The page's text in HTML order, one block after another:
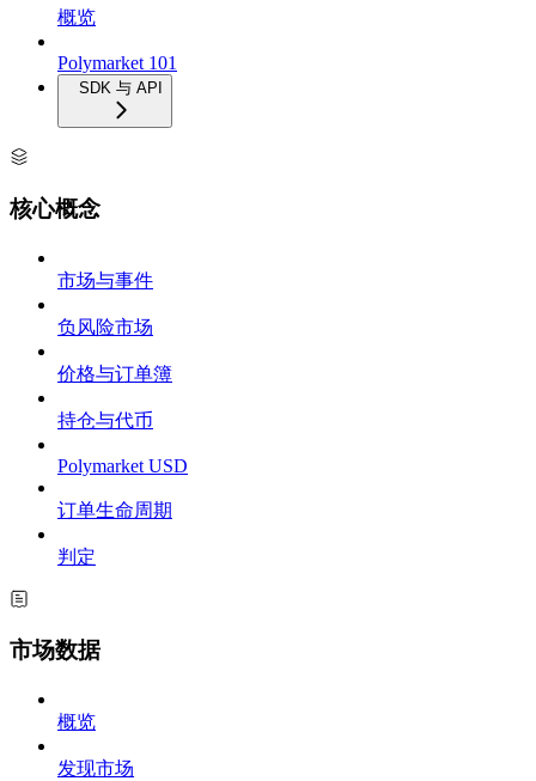
概览
Polymarket 101
SDK 与 API
核心概念
市场与事件
负风险市场
价格与订单簿
持仓与代币
Polymarket USD
订单生命周期
判定
市场数据
概览
发现市场